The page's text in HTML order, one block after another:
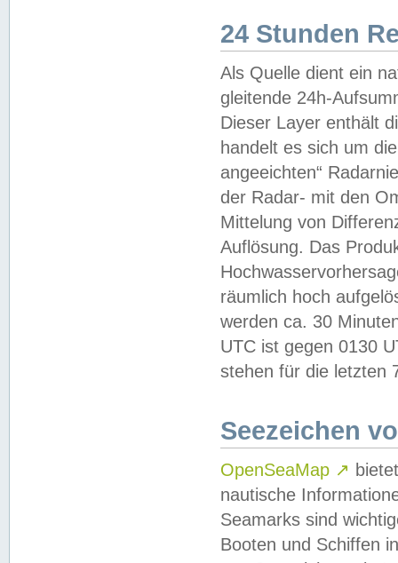
24 Stunden
Als Quelle dient ein
gleitende 24h-
Dieser Layer enthält
handelt es sich um
angeeichten“
der Radar- mit den
Mittelung von
Auflösung. Das
räumlich hoch
werden ca. 30
UTC ist gegen 0130
stehen für die letzten
Seezeichen
OpenSeaMap ↗
nautische
Seamarks sind
Booten und Schiffen